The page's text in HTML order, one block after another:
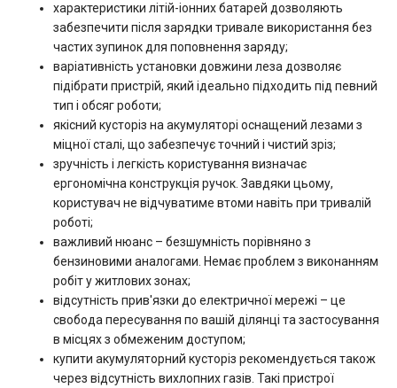
характеристики літій-іонних батарей дозволяють
забезпечити після зарядки тривале використання без
частих зупинок для поповнення заряду;
варіативність установки довжини леза дозволяє
підібрати пристрій, який ідеально підходить під певний
тип і обсяг роботи;
якісний кусторіз на акумуляторі оснащений лезами з
міцної сталі, що забезпечує точний і чистий зріз;
зручність і легкість користування визначає
ергономічна конструкція ручок. Завдяки цьому,
користувач не відчуватиме втоми навіть при тривалій
роботі;
важливий нюанс – безшумність порівняно з
бензиновими аналогами. Немає проблем з виконанням
робіт у житлових зонах;
відсутність прив'язки до електричної мережі – це
свобода пересування по вашій ділянці та застосування
в місцях з обмеженим доступом;
купити акумуляторний кусторіз рекомендується також
через відсутність вихлопних газів. Такі пристрої